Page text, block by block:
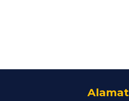
Alamat